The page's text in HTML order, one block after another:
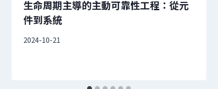
生命周期主導的主動可靠性工程：從元
件到系統
2024-10-21